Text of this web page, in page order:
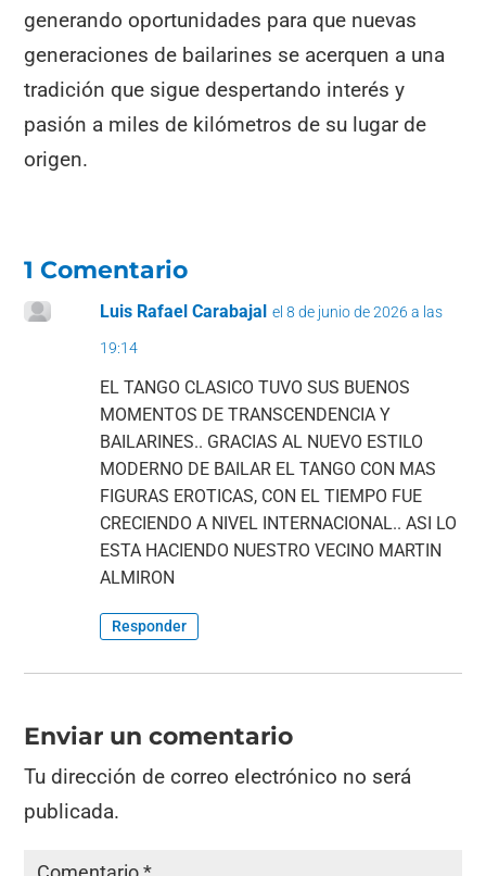
generando oportunidades para que nuevas
generaciones de bailarines se acerquen a una
tradición que sigue despertando interés y
pasión a miles de kilómetros de su lugar de
origen.
1 Comentario
Luis Rafael Carabajal el 8 de junio de 2026 a las
19:14
EL TANGO CLASICO TUVO SUS BUENOS
MOMENTOS DE TRANSCENDENCIA Y
BAILARINES.. GRACIAS AL NUEVO ESTILO
MODERNO DE BAILAR EL TANGO CON MAS
FIGURAS EROTICAS, CON EL TIEMPO FUE
CRECIENDO A NIVEL INTERNACIONAL.. ASI LO
ESTA HACIENDO NUESTRO VECINO MARTIN
ALMIRON
Responder
Enviar un comentario
Tu dirección de correo electrónico no será
publicada.